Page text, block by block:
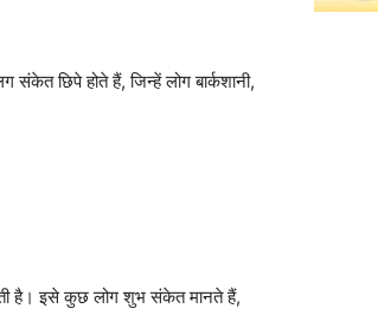
छिपे होते हैं, जिन्हें लोग बार्कशानी,
है। इसे कुछ लोग शुभ संकेत मानते हैं,